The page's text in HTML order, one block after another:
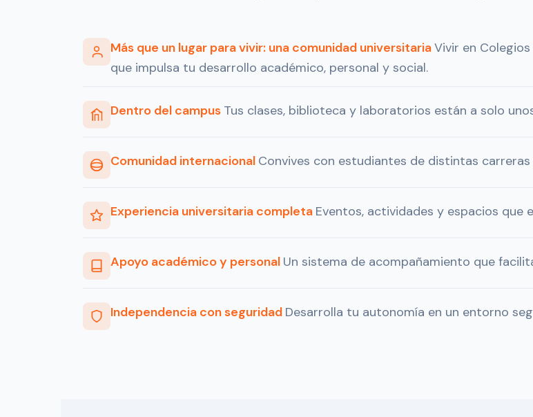
Más que un lugar para vivir: una comunidad universitariaVivir en
que impulsa tu desarrollo académico, personal y social.
Dentro del campus Tus clases, biblioteca y laboratorios están a solo
Comunidad internacional Convives con estudiantes de distintas carreras
Experiencia universitaria completa Eventos, actividades y espacios que
Apoyo académico y personal Un sistema de acompañamiento que
Independencia con seguridad Desarrolla tu autonomía en un entorno